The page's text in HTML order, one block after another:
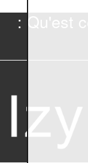
: Qu'est